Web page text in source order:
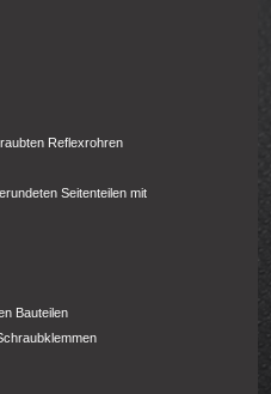
Reflexrohren
Seitenteilen mit
Bauteilen